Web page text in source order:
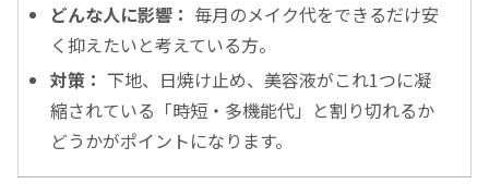
どんな人に影響： 毎月のメイク代をできるだけ安
く抑えたいと考えている方。
対策： 下地、日焼け止め、美容液がこれ1つに凝
縮されている「時短・多機能代」と割り切れるか
どうかがポイントになります。